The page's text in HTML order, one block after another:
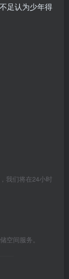
足认为少年得
我们将在24小时
空间服务。